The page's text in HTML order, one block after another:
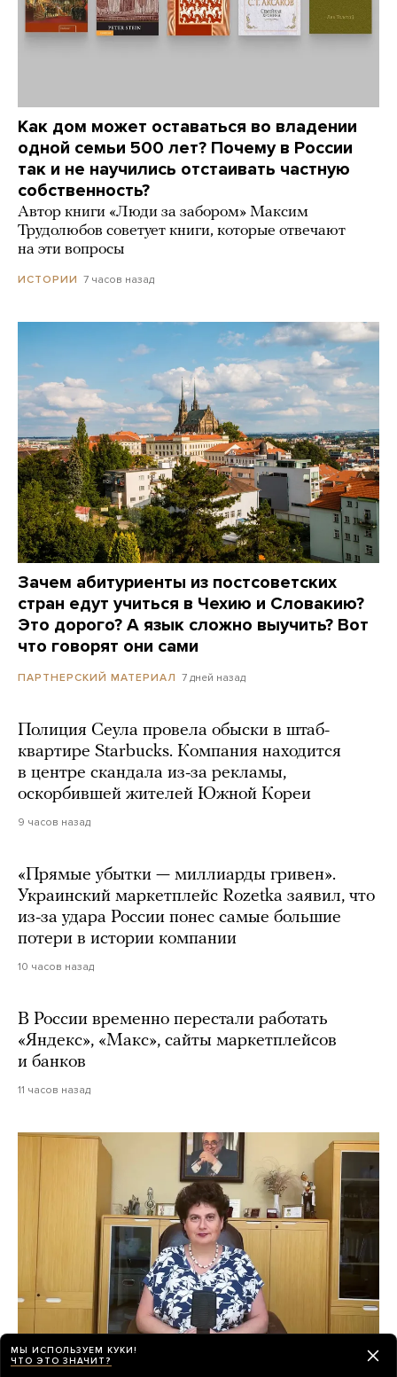
Как дом может оставаться во владении
одной семьи 500 лет? Почему в России
так и не научились отстаивать частную
собственность?
Автор книги «Люди за забором» Максим
Трудолюбов советует книги, которые отвечают
на эти вопросы
ИСТОРИИ 7 часов назад
Зачем абитуриенты из постсоветских
стран едут учиться в Чехию и Словакию?
Это дорого? А язык сложно выучить? Вот
что говорят они сами
ПАРТНЕРСКИЙ МАТЕРИАЛ 7 дней назад
Полиция Сеула провела обыски в штаб-
квартире Starbucks. Компания находится
в центре скандала из-за рекламы,
оскорбившей жителей Южной Кореи
9 часов назад
«Прямые убытки — миллиарды гривен».
Украинский маркетплейс Rozetka заявил, что
из-за удара России понес самые большие
потери в истории компании
10 часов назад
В России временно перестали работать
«Яндекс», «Макс», сайты маркетплейсов
и банков
11 часов назад
МЫ ИСПОЛЬЗУЕМ КУКИ!
ЧТО ЭТО ЗНАЧИТ?